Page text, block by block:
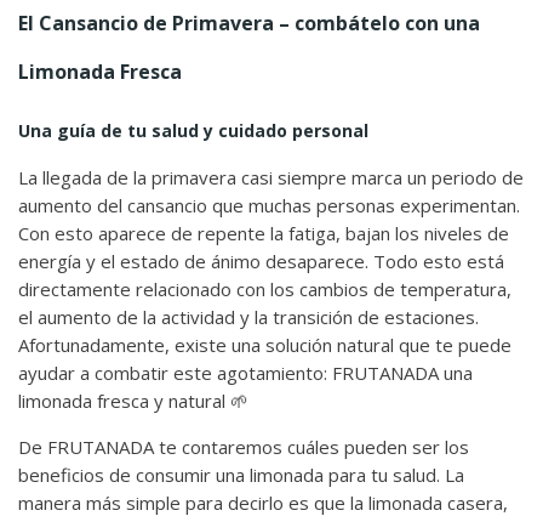
El Cansancio de Primavera – combátelo con una
Limonada Fresca
Una guía de tu salud y cuidado personal
La llegada de la primavera casi siempre marca un periodo de
aumento del cansancio que muchas personas experimentan.
Con esto aparece de repente la fatiga, bajan los niveles de
energía y el estado de ánimo desaparece. Todo esto está
directamente relacionado con los cambios de temperatura,
el aumento de la actividad y la transición de estaciones.
Afortunadamente, existe una solución natural que te puede
ayudar a combatir este agotamiento: FRUTANADA una
limonada fresca y natural 🌱
De FRUTANADA te contaremos cuáles pueden ser los
beneficios de consumir una limonada para tu salud. La
manera más simple para decirlo es que la limonada casera,